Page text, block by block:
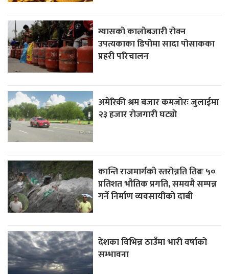
ग्यासको कालोबजारी रोक्न
उपत्यकाका डिपोमा सादा पोसाकका
प्रहरी परिचालन
अमेरिकी श्रम बजार कमजोरः जुलाईमा
२३ हजार रोजगारी घट्यो
कान्ति राजमार्गको स्तरोन्नति तिब्रः ५०
प्रतिशत भौतिक प्रगति, समयमै सम्पन्न
गर्ने निर्माण व्यवसायीको दाबी
देशका विभिन्न ठाउँमा भारी वर्षाको
सम्भावना